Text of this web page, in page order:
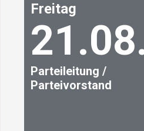
Freitag
Parteileitung /
Parteivorstand